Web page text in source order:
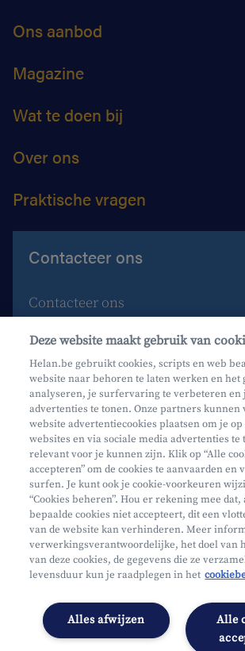
Ons aanbod
Magazine
Wat te doen bij
Over ons
Praktische vragen
Contacteer ons
Contacteer ons
Maak een afspraak
Waar vind je ons?
Phishing
Mifid
Privacy
Juridische info
Onderworpen aan de controle van CDZ
Toegankelijkheidsverklaring
Cookies beheren
Deze website maakt gebruik van
Helan.be gebruikt cookies, scripts en web
website naar behoren te laten werken en het
analyseren, je surfervaring te verbeteren en
advertenties te tonen. Onze partners kunnen
website advertentiecookies plaatsen om je op
websites en via sociale media advertenties te
relevant voor je kunnen zijn. Klik op “Alle
accepteren” om de cookies te aanvaarden en
surfen. Je kunt ook je cookie-voorkeuren
“Cookies beheren”. Hou er rekening mee dat,
bepaalde cookies niet accepteert, dit een
van de website kan verhinderen. Meer
verwerkingsverantwoordelijke, het doel van
van deze cookies, de gegevens die ze
levensduur kun je raadplegen in het
Alle
Alles afwijzen